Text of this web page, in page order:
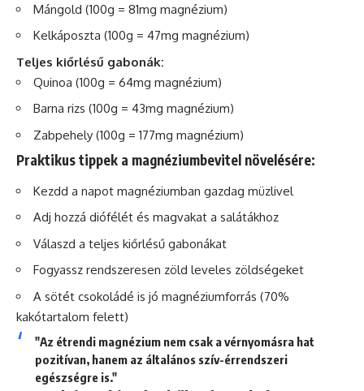
Mángold (100g = 81mg magnézium)
Kelkáposzta (100g = 47mg magnézium)
Teljes kiőrlésű gabonák:
Quinoa (100g = 64mg magnézium)
Barna rizs (100g = 43mg magnézium)
Zabpehely (100g = 177mg magnézium)
Praktikus tippek a magnéziumbevitel növelésére:
Kezdd a napot magnéziumban gazdag müzlivel
Adj hozzá diófélét és magvakat a salátákhoz
Válaszd a teljes kiőrlésű gabonákat
Fogyassz rendszeresen zöld leveles zöldségeket
A sötét csokoládé is jó magnéziumforrás (70%
kakótartalom felett)
"Az étrendi magnézium nem csak a vérnyomásra hat
pozitívan, hanem az általános szív-érrendszeri
egészségre is."